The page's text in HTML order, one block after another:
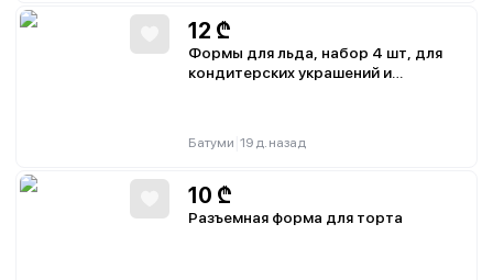
12 ₾
Формы для льда, набор 4 шт, для
кондитерских украшений и
Батуми 19 д. назад
10 ₾
Разъемная форма для торта